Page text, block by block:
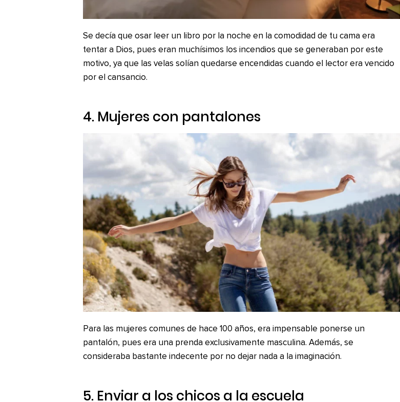
Se decía que osar leer un libro por la noche en la comodidad de tu cama era
tentar a Dios, pues eran muchísimos los incendios que se generaban por este
motivo, ya que las velas solían quedarse encendidas cuando el lector era vencido
por el cansancio.
4. Mujeres con pantalones
Para las mujeres comunes de hace 100 años, era impensable ponerse un
pantalón, pues era una prenda exclusivamente masculina. Además, se
consideraba bastante indecente por no dejar nada a la imaginación.
5. Enviar a los chicos a la escuela